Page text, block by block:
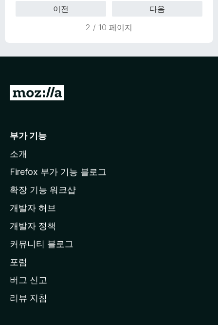
이전
다음
2 / 10 페이지
M
l
a
페
이
지
이
동
부가 기능
소개
Firefox 부가 기능 블로그
확장 기능 워크샵
개발자 허브
개발자 정책
커뮤니티 블로그
포럼
버그 신고
리뷰 지침